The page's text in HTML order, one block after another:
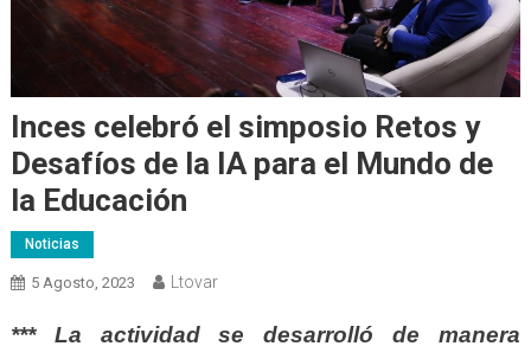
Inces celebró el simposio Retos y
Desafíos de la IA para el Mundo de
la Educación
Noticias
5 Agosto, 2023 Ltovar
*** La actividad se desarrolló de manera